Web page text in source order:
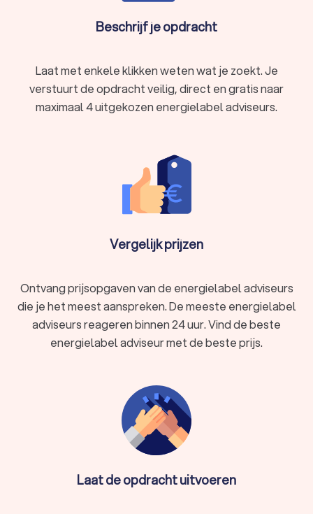
Oegstgeest te vergelijken en de beste aanbiedingen te
en beoordelingen vergelijken. Zo ben je verzekerd van een
gecertificeerde energielabel adviseur in Oegstgeest die je
kan helpen bij het verkrijgen van het energielabel voor je
Beschrijf je opdracht
Laat met enkele klikken weten wat je zoekt. Je
verstuurt de opdracht veilig, direct en gratis naar
maximaal 4 uitgekozen energielabel adviseurs.
Vergelijk prijzen
Ontvang prijsopgaven van de energielabel adviseurs
die je het meest aanspreken. De meeste energielabel
adviseurs reageren binnen 24 uur. Vind de beste
energielabel adviseur met de beste prijs.
Laat de opdracht uitvoeren